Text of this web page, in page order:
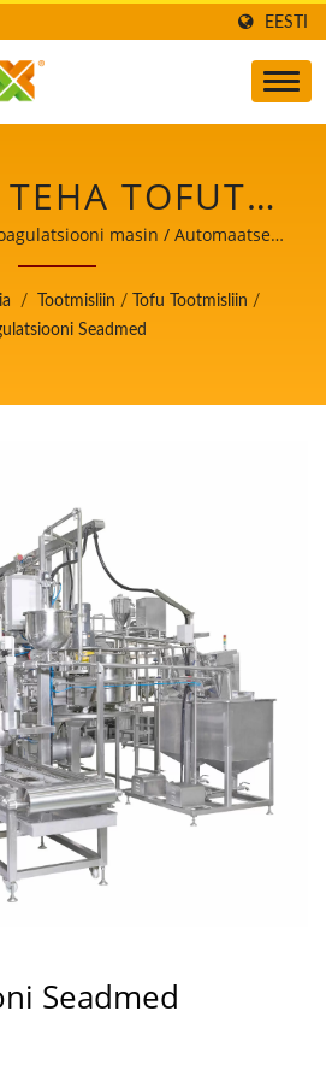
EESTI
TOFUT,
TEGEMINE,
TOFU
VOOSKEEM,
TOFU
TOFU
masin / Automaatse
masinate juht, kelle
on toiduohutus.
/ Tootmisliin / Tofu Tootmisliin /
Seadmed
Seadmed